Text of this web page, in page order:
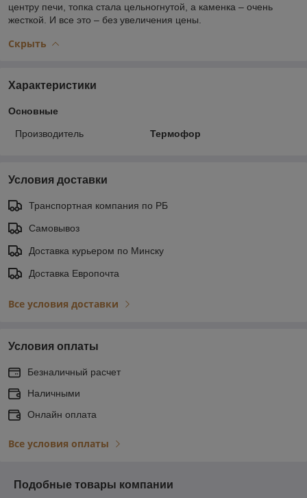
центру печи, топка стала цельногнутой, а каменка – очень
жесткой. И все это – без увеличения цены.
Скрыть
Характеристики
Основные
Производитель Термофор
Условия доставки
Транспортная компания по РБ
Самовывоз
Доставка курьером по Минску
Доставка Европочта
Все условия доставки
Условия оплаты
Безналичный расчет
Наличными
Онлайн оплата
Все условия оплаты
Подобные товары компании